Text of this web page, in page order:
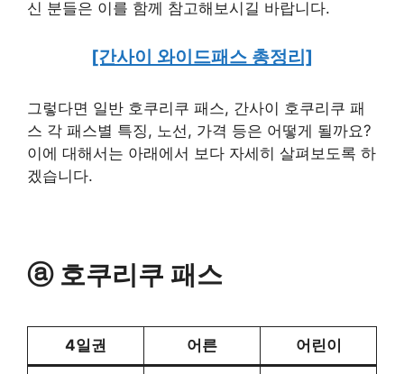
신 분들은 이를 함께 참고해보시길 바랍니다.
[간사이 와이드패스 총정리]
그렇다면 일반 호쿠리쿠 패스, 간사이 호쿠리쿠 패
스 각 패스별 특징, 노선, 가격 등은 어떻게 될까요?
이에 대해서는 아래에서 보다 자세히 살펴보도록 하
겠습니다.
ⓐ 호쿠리쿠 패스
4일권 어른 어린이